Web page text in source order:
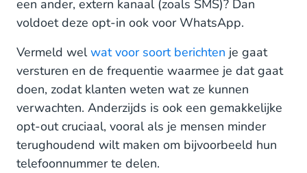
een ander, extern kanaal (zoals SMS)? Dan
voldoet deze opt-in ook voor WhatsApp.
Vermeld welwat voor soort berichten je gaat
versturen en de frequentie waarmee je dat gaat
doen, zodat klanten weten wat ze kunnen
verwachten. Anderzijds is ook een gemakkelijke
opt-out cruciaal, vooral als je mensen minder
terughoudend wilt maken om bijvoorbeeld hun
telefoonnummer te delen.